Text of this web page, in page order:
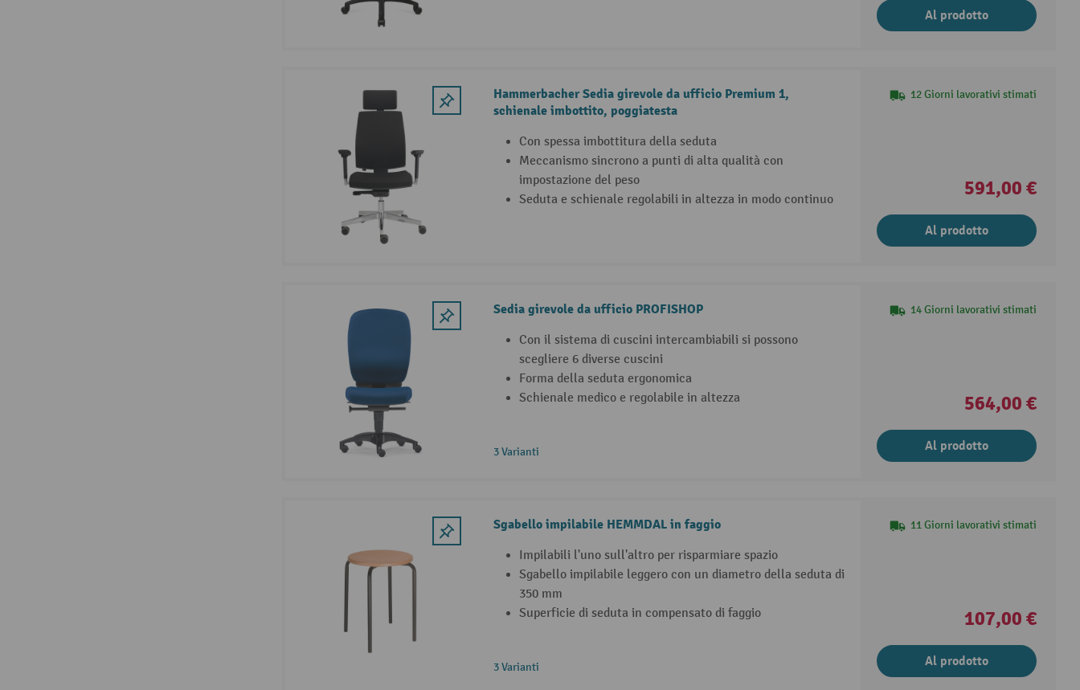
Al prodotto
Hammerbacher Sedia girevole da ufficio Premium 1,
schienale imbottito, poggiatesta
Con spessa imbottitura della seduta
Meccanismo sincrono a punti di alta qualità con
impostazione del peso
Seduta e schienale regolabili in altezza in modo continuo
12 Giorni lavorativi stimati
591,00 €
Al prodotto
Sedia girevole da ufficio PROFISHOP
Con il sistema di cuscini intercambiabili si possono
scegliere 6 diverse cuscini
Forma della seduta ergonomica
Schienale medico e regolabile in altezza
3 Varianti
14 Giorni lavorativi stimati
564,00 €
Al prodotto
Sgabello impilabile HEMMDAL in faggio
Impilabili l'uno sull'altro per risparmiare spazio
Sgabello impilabile leggero con un diametro della seduta di
350 mm
Superficie di seduta in compensato di faggio
3 Varianti
11 Giorni lavorativi stimati
107,00 €
Al prodotto